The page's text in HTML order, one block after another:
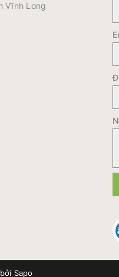
Vĩnh Long
Sapo